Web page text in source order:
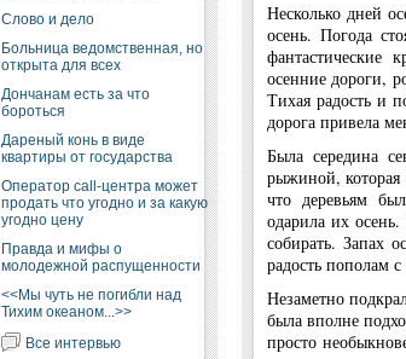
Слово и дело
Больница ведомственная, но
открыта для всех
Дончанам есть за что
бороться
Дареный конь в виде
квартиры от государства
Оператор call-центра может
продать что угодно и за какую
угодно цену
Правда и мифы о
молодежной распущенности
<<Мы чуть не погибли над
Тихим океаном...>>
Все интервью
Несколько дней
осень. Погода
осенние дороги,
Тихая радость и
дорога привела
Была середина
рыжиной, которая
что деревьям
одарила их
собирать. Запах
радость пополам
Незаметно
была вполне
просто